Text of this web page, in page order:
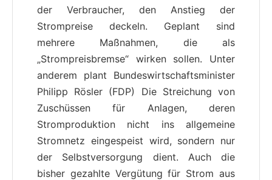
der Verbraucher, den Anstieg der
Strompreise deckeln. Geplant sind
mehrere Maßnahmen, die als
„Strompreisbremse“ wirken sollen. Unter
anderem plant Bundeswirtschaftsminister
Philipp Rösler (FDP) Die Streichung von
Zuschüssen für Anlagen, deren
Stromproduktion nicht ins allgemeine
Stromnetz eingespeist wird, sondern nur
der Selbstversorgung dient. Auch die
bisher gezahlte Vergütung für Strom aus